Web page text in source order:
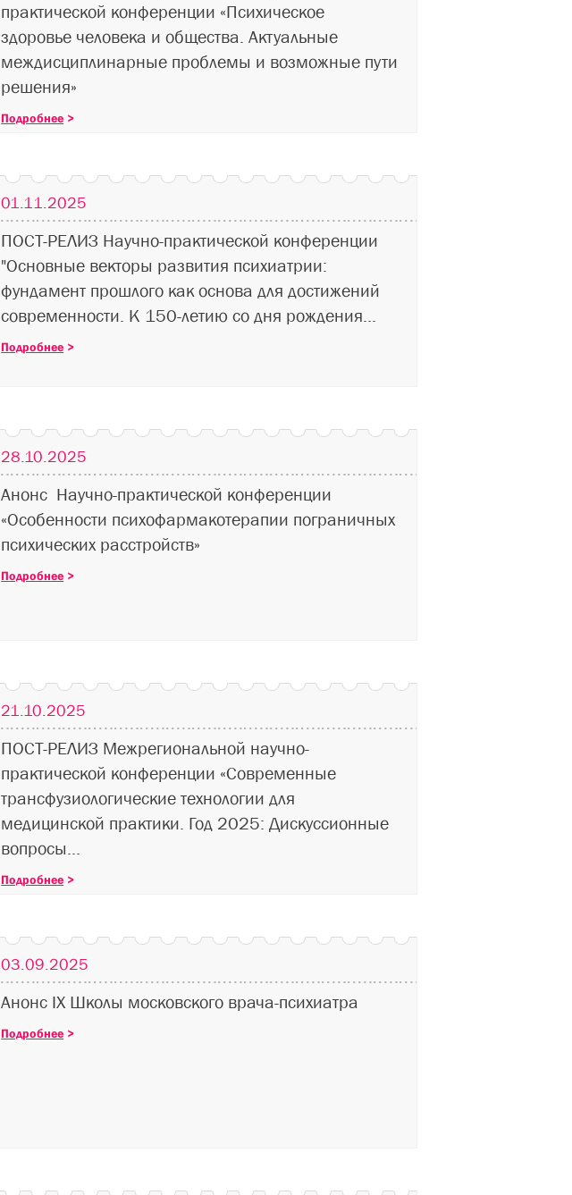
практической конференции «Психическое
здоровье человека и общества. Актуальные
междисциплинарные проблемы и возможные пути
решения»
Подробнее >
01.11.2025
ПОСТ-РЕЛИЗ Научно-практической конференции
"Основные векторы развития психиатрии:
фундамент прошлого как основа для достижений
современности. К 150-летию со дня рождения...
Подробнее >
28.10.2025
Анонс Научно-практической конференции
«Особенности психофармакотерапии пограничных
психических расстройств»
Подробнее >
21.10.2025
ПОСТ-РЕЛИЗ Межрегиональной научно-
практической конференции «Современные
трансфузиологические технологии для
медицинской практики. Год 2025: Дискуссионные
вопросы...
Подробнее >
03.09.2025
Анонс IX Школы московского врача-психиатра
Подробнее >